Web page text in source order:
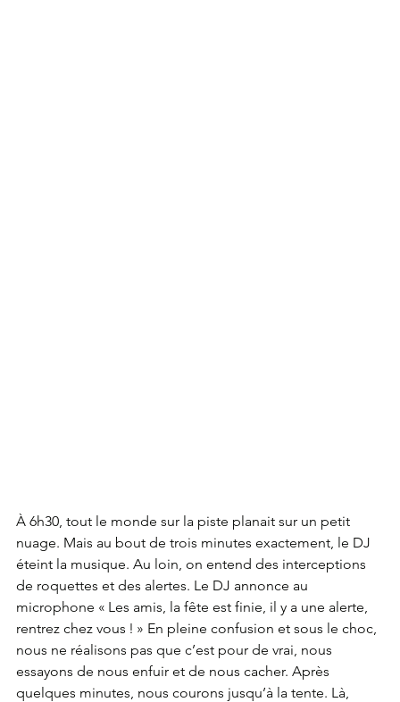
À 6h30, tout le monde sur la piste planait sur un petit
nuage. Mais au bout de trois minutes exactement, le DJ
éteint la musique. Au loin, on entend des interceptions
de roquettes et des alertes. Le DJ annonce au
microphone « Les amis, la fête est finie, il y a une alerte,
rentrez chez vous ! » En pleine confusion et sous le choc,
nous ne réalisons pas que c’est pour de vrai, nous
essayons de nous enfuir et de nous cacher. Après
quelques minutes, nous courons jusqu’à la tente. Là,